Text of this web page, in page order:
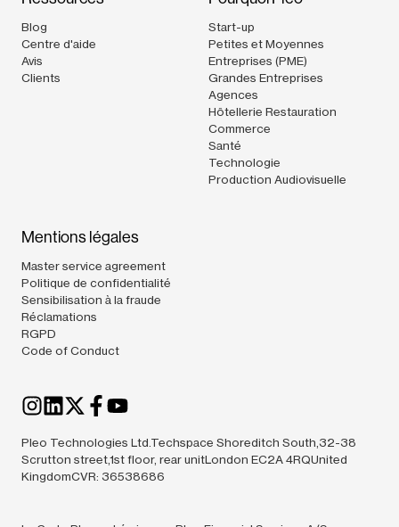
Blog
Centre d'aide
Avis
Clients
Start-up
Petites et Moyennes
Entreprises (PME)
Grandes Entreprises
Agences
Hôtellerie Restauration
Commerce
Santé
Technologie
Production Audiovisuelle
Mentions légales
Master service agreement
Politique de confidentialité
Sensibilisation à la fraude
Réclamations
RGPD
Code of Conduct
Pleo Technologies Ltd.Techspace Shoreditch South,32-38
Scrutton street,1st floor, rear unitLondon EC2A 4RQUnited
KingdomCVR: 36538686